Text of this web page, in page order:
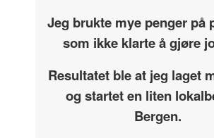
Jeg brukte mye penger på
som ikke klarte å gjøre
Resultatet ble at jeg laget
og startet en liten
Bergen.